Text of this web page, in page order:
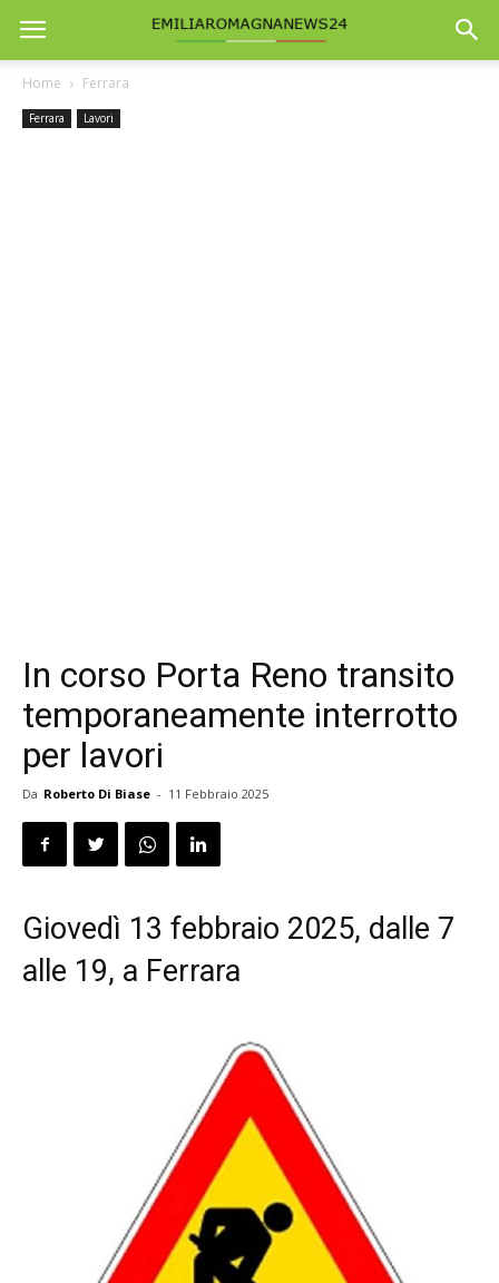
Home Ferrara
Ferrara Lavori
In corso Porta Reno transito
temporaneamente interrotto
per lavori
Da Roberto Di Biase - 11 Febbraio 2025
Giovedì 13 febbraio 2025, dalle 7
alle 19, a Ferrara